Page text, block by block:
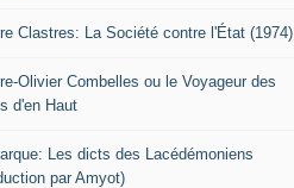
Clastres: La Société contre l'État (1974)
Olivier Combelles ou le Voyageur des
d'en Haut
Les dicts des Lacédémoniens
par Amyot)